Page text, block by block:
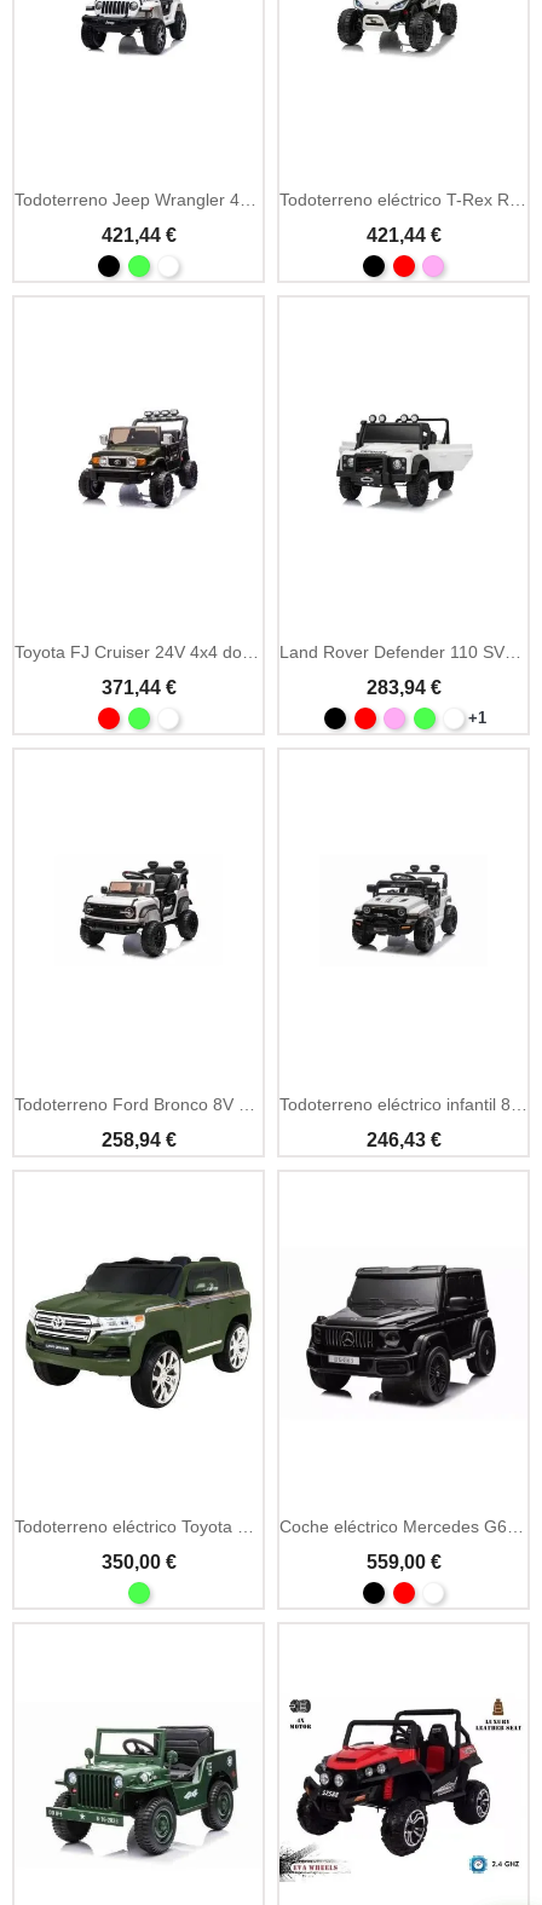
Todoterreno Jeep Wrangler 4x4 8V biplaza MP3
421,44 €
Todoterreno eléctrico T-Rex Ride 24V 4x4 biplaza
421,44 €
371,44 € 283,94 €
+1
258,94 € 246,43 €
350,00 € 559,00 €